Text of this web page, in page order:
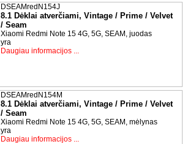
DSEAMredN154J
8.1 Dėklai atverčiami, Vintage / Prime / Velvet
/ Seam
Xiaomi Redmi Note 15 4G, 5G, SEAM, juodas
yra
Daugiau informacijos ...
DSEAMredN154M
8.1 Dėklai atverčiami, Vintage / Prime / Velvet
/ Seam
Xiaomi Redmi Note 15 4G, 5G, SEAM, mėlynas
yra
Daugiau informacijos ...